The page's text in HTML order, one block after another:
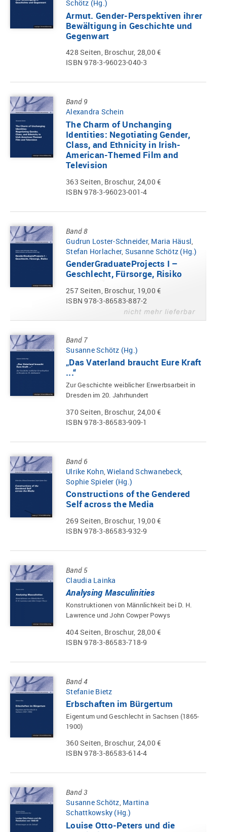
Schötz (Hg.)
Armut. Gender-Perspektiven ihrer
Bewältigung in Geschichte und
Gegenwart
428 Seiten, Broschur, 28,00 €
ISBN 978-3-96023-040-3
Band 9
Alexandra Schein
The Charm of Unchanging
Identities: Negotiating Gender,
Class, and Ethnicity in Irish-
American-Themed Film and
Television
363 Seiten, Broschur, 24,00 €
ISBN 978-3-96023-001-4
Band 8
Gudrun Loster-Schneider, Maria Häusl
Stefan Horlacher, Susanne Schötz (Hg.)
GenderGraduateProjects I –
Geschlecht, Fürsorge, Risiko
257 Seiten, Broschur, 19,00 €
ISBN 978-3-86583-887-2
Band 7
Susanne Schötz (Hg.)
„Das Vaterland braucht Eure Kraft
...“
Zur Geschichte weiblicher Erwerbsarbeit in
Dresden im 20. Jahrhundert
370 Seiten, Broschur, 24,00 €
ISBN 978-3-86583-909-1
Band 6
Ulrike Kohn ,Wieland Schwanebeck
Sophie Spieler (Hg.)
Constructions of the Gendered
Self across the Media
269 Seiten, Broschur, 19,00 €
ISBN 978-3-86583-932-9
Band 5
Claudia Lainka
Analysing Masculinities
Konstruktionen von Männlichkeit bei D. H.
Lawrence und John Cowper Powys
404 Seiten, Broschur, 28,00 €
ISBN 978-3-86583-718-9
Band 4
Stefanie Bietz
Erbschaften im Bürgertum
Eigentum und Geschlecht in Sachsen (1865-
1900)
360 Seiten, Broschur, 24,00 €
ISBN 978-3-86583-614-4
Band 3
Susanne Schötz, Martina
Schattkowsky (Hg.)
Louise Otto-Peters und die